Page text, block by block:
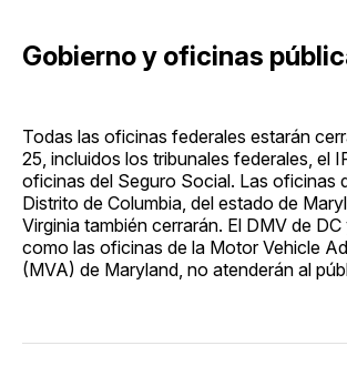
Gobierno y oficinas
Todas las oficinas federales estarán
25, incluidos los tribunales federales, el
oficinas del Seguro Social. Las oficinas
Distrito de Columbia, del estado de
Virginia también cerrarán. El DMV de DC
como las oficinas de la Motor Vehicle
(MVA) de Maryland, no atenderán al